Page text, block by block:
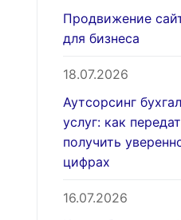
Продвижение
для бизнеса
18.07.2026
Аутсорсинг
услуг: как
получить
цифрах
16.07.2026